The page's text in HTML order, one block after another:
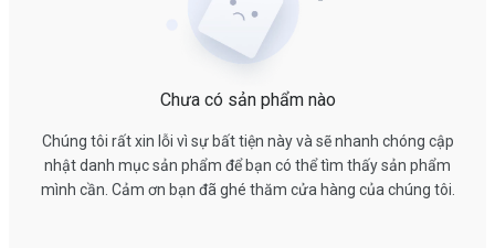
Chưa có sản phẩm nào
Chúng tôi rất xin lỗi vì sự bất tiện này và sẽ nhanh chóng cập
nhật danh mục sản phẩm để bạn có thể tìm thấy sản phẩm
mình cần. Cảm ơn bạn đã ghé thăm cửa hàng của chúng tôi.